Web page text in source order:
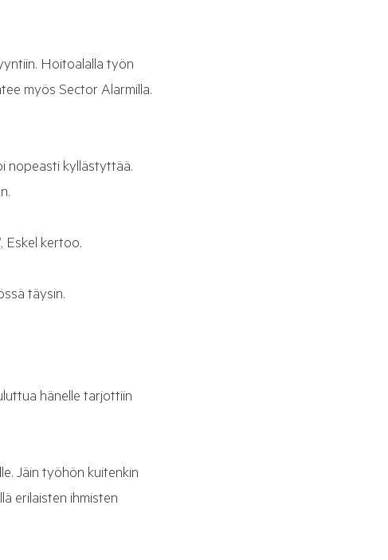
Hoitoalalla työn
myös Sector Alarmilla.
nopeasti kyllästyttää.
Eskel kertoo.
täysin.
hänelle tarjottiin
Jäin työhön kuitenkin
erilaisten ihmisten